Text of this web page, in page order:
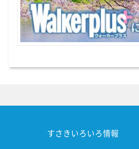
すさきいろいろ情報